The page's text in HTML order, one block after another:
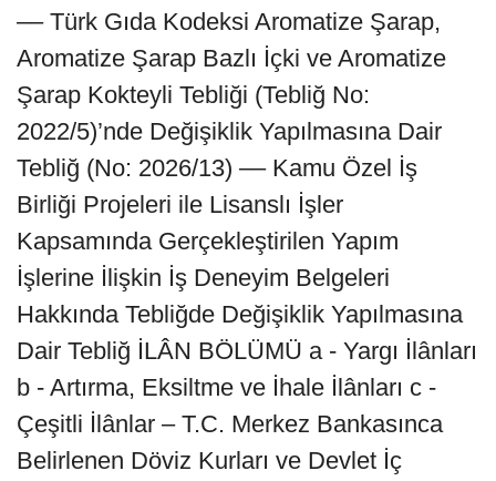
–– Türk Gıda Kodeksi Aromatize Şarap,
Aromatize Şarap Bazlı İçki ve Aromatize
Şarap Kokteyli Tebliği (Tebliğ No:
2022/5)’nde Değişiklik Yapılmasına Dair
Tebliğ (No: 2026/13) –– Kamu Özel İş
Birliği Projeleri ile Lisanslı İşler
Kapsamında Gerçekleştirilen Yapım
İşlerine İlişkin İş Deneyim Belgeleri
Hakkında Tebliğde Değişiklik Yapılmasına
Dair Tebliğ İLÂN BÖLÜMÜ a - Yargı İlânları
b - Artırma, Eksiltme ve İhale İlânları c -
Çeşitli İlânlar – T.C. Merkez Bankasınca
Belirlenen Döviz Kurları ve Devlet İç